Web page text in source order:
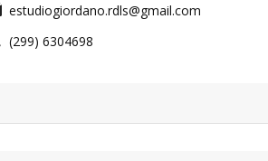
estudiogiordano.rdls@gmail.com
(299) 6304698